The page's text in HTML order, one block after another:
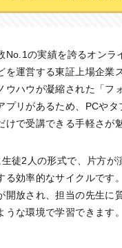
No.1の実績を誇るオンラ
を運営する東証上場企業
ウハウが凝縮された「フ
プリがあるため、PCやタ
けで受講できる手軽さが
徒2人の形式で、片方が
る効率的なサイクルです
開放され、担当の先生に
うな環境で学習できます。